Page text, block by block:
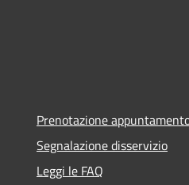
Prenotazione
Segnalazione disservizio
Leggi le FAQ